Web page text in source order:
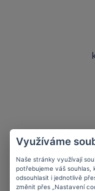
Využíváme
Naše stránky využívají
potřebujeme váš souhlas,
odsouhlasit i jednotlivě
změnit přes „Nastavení